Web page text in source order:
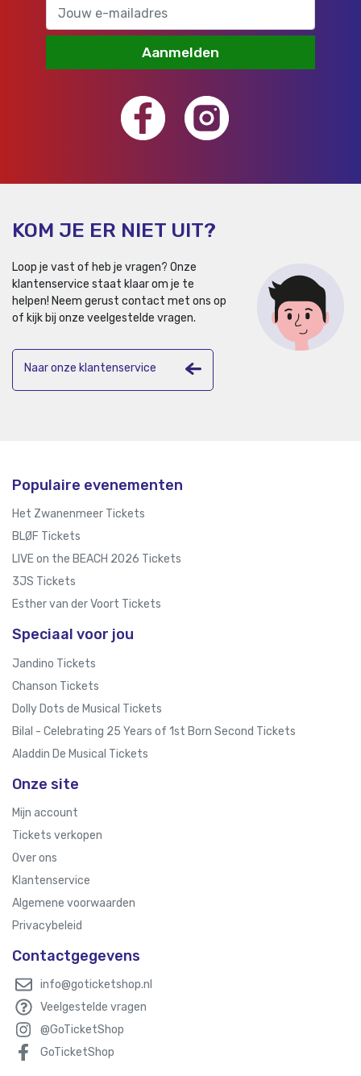
Aanmelden
KOM JE ER NIET UIT?
Loop je vast of heb je vragen? Onze
klantenservice staat klaar om je te
helpen! Neem gerust contact met ons op
of kijk bij onze veelgestelde vragen.
Naar onze klantenservice
Populaire evenementen
Het Zwanenmeer Tickets
BLØF Tickets
LIVE on the BEACH 2026 Tickets
3JS Tickets
Esther van der Voort Tickets
Speciaal voor jou
Jandino Tickets
Chanson Tickets
Dolly Dots de Musical Tickets
Bilal - Celebrating 25 Years of 1st Born Second Tickets
Aladdin De Musical Tickets
Onze site
Mijn account
Tickets verkopen
Over ons
Klantenservice
Algemene voorwaarden
Privacybeleid
Contactgegevens
info@goticketshop.nl
Veelgestelde vragen
@GoTicketShop
GoTicketShop